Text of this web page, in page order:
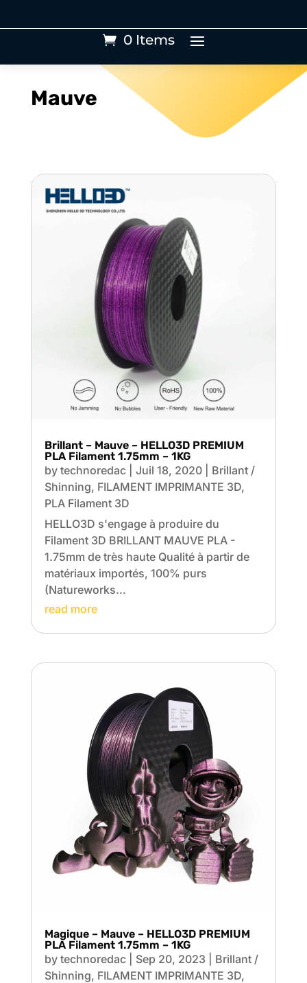
0 Items
Mauve
Brillant – Mauve – HELLO3D PREMIUM
PLA Filament 1.75mm – 1KG
by technoredac| Juil 18, 2020| Brillant /
Shinning, FILAMENT IMPRIMANTE 3D,
PLA Filament 3D
HELLO3D s'engage à produire du
Filament 3D BRILLANT MAUVE PLA -
1.75mm de très haute Qualité à partir de
matériaux importés, 100% purs
(Natureworks...
read more
Magique – Mauve – HELLO3D PREMIUM
PLA Filament 1.75mm – 1KG
by technoredac| Sep 20, 2023
Brillant /
Shinning, FILAMENT IMPRIMANTE 3D,